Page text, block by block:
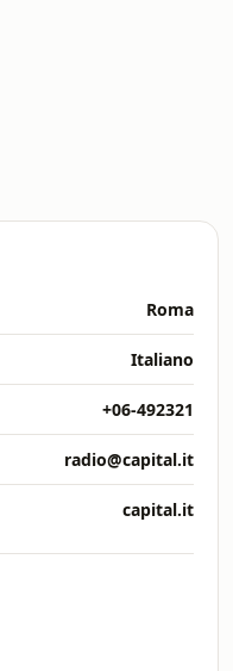
Roma
Italiano
+06-492321
radio@capital.it
capital.it